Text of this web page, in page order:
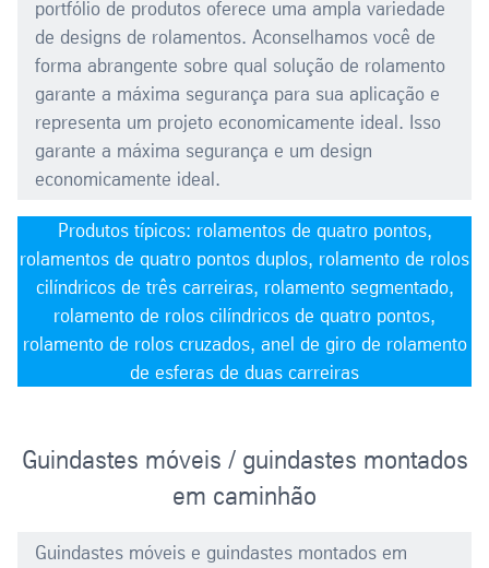
portfólio de produtos oferece uma ampla variedade
de designs de rolamentos. Aconselhamos você de
forma abrangente sobre qual solução de rolamento
garante a máxima segurança para sua aplicação e
representa um projeto economicamente ideal. Isso
garante a máxima segurança e um design
economicamente ideal.
Produtos típicos: rolamentos de quatro pontos,
rolamentos de quatro pontos duplos, rolamento de rolos
cilíndricos de três carreiras, rolamento segmentado,
rolamento de rolos cilíndricos de quatro pontos,
rolamento de rolos cruzados, anel de giro de rolamento
de esferas de duas carreiras
Guindastes móveis / guindastes montados
em caminhão
Guindastes móveis e guindastes montados em